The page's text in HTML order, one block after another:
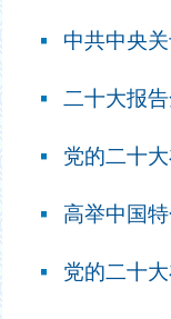
中共中央
二十大报
党的二十
高举中国
党的二十